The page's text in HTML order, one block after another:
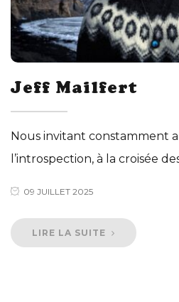
Jeff Mailfert
Nous invitant constamment
l’introspection, à la croisée
09 JUILLET 2025
LIRE LA SUITE